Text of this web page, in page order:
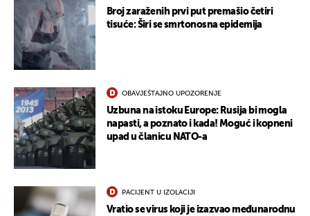
Broj zaraženih prvi put premašio četiri
tisuće: Širi se smrtonosna epidemija
OBAVJEŠTAJNO UPOZORENJE
Uzbuna na istoku Europe: Rusija bi mogla
napasti, a poznato i kada! Moguć i kopneni
upad u članicu NATO-a
PACIJENT U IZOLACIJI
Vratio se virus koji je izazvao međunarodnu